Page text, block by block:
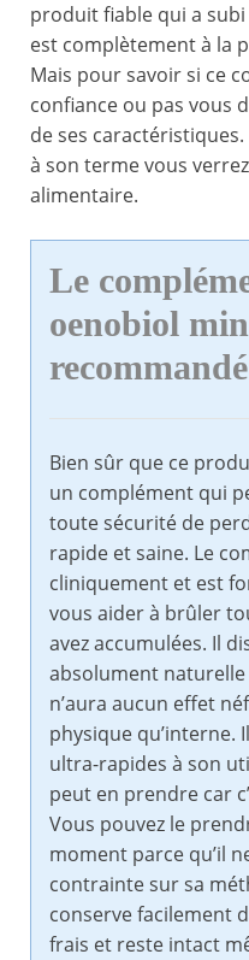
produit fiable qui a
est complètement à la
Mais pour savoir si ce
confiance ou pas vous
de ses
à son terme vous
alimentaire.
Le
oenobiol
Bien sûr que ce
un complément qui
toute sécurité de
rapide et saine. Le
cliniquement et est
vous aider à brûler
avez accumulées. Il
absolument
n’aura aucun effet
physique qu’interne.
ultra-rapides à son
peut en prendre car
Vous pouvez le
moment parce qu’il
contrainte sur sa
conserve facilement
frais et reste intact